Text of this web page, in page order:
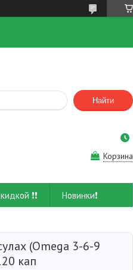
Найти
Корзина
❗❗ Новинки❗
(Omega 3-6-9
кап